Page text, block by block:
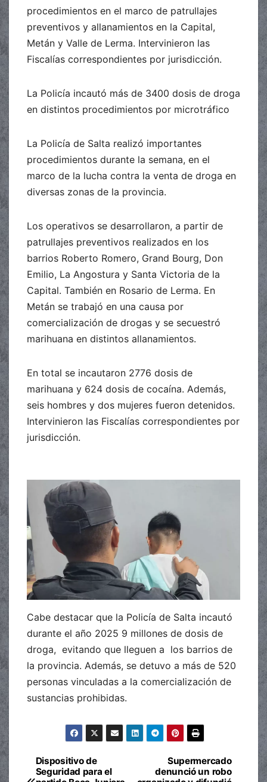
procedimientos en el marco de patrullajes
preventivos y allanamientos en la Capital,
Metán y Valle de Lerma. Intervinieron las
Fiscalías correspondientes por jurisdicción.
La Policía incautó más de 3400 dosis de droga
en distintos procedimientos por microtráfico
La Policía de Salta realizó importantes
procedimientos durante la semana, en el
marco de la lucha contra la venta de droga en
diversas zonas de la provincia.
Los operativos se desarrollaron, a partir de
patrullajes preventivos realizados en los
barrios Roberto Romero, Grand Bourg, Don
Emilio, La Angostura y Santa Victoria de la
Capital. También en Rosario de Lerma. En
Metán se trabajó en una causa por
comercialización de drogas y se secuestró
marihuana en distintos allanamientos.
En total se incautaron 2776 dosis de
marihuana y 624 dosis de cocaína. Además,
seis hombres y dos mujeres fueron detenidos.
Intervinieron las Fiscalías correspondientes por
jurisdicción.
Cabe destacar que la Policía de Salta incautó
durante el año 2025 9 millones de dosis de
droga, evitando que lleguen a los barrios de
la provincia. Además, se detuvo a más de 520
personas vinculadas a la comercialización de
sustancias prohibidas.
Navegación
Supermercado
denunció un robo
Dispositivo de
Seguridad para el